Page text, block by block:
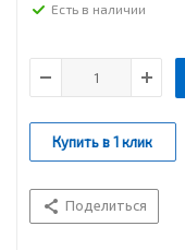
Есть в наличии
Купить в 1 клик
Поделиться